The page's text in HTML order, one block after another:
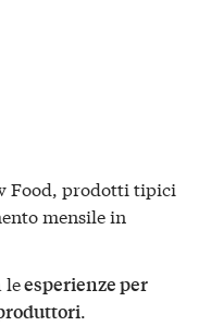
Food, prodotti tipici
mensile in
leesperienze per
.